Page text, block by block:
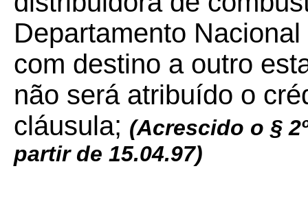
Departamento
com destino a outro
não será atribuído o
cláusula; (Acrescido o §
partir de 15.04.97)